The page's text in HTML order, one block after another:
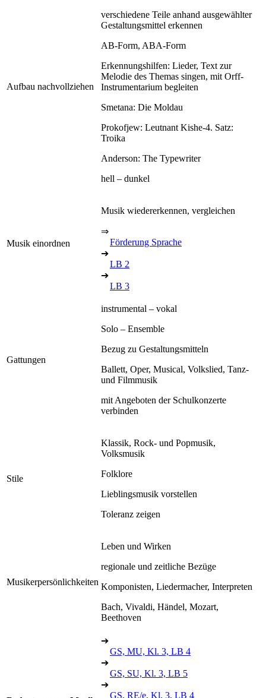
Aufbau nachvollziehen
verschiedene Teile anhand ausgewählter
Gestaltungsmittel erkennen
AB-Form, ABA-Form
Erkennungshilfen: Lieder, Text zur
Melodie des Themas singen, mit Orff-
Instrumentarium begleiten
Smetana: Die Moldau
Prokofjew: Leutnant Kishe-4. Satz:
Troika
Anderson: The Typewriter
hell – dunkel
Musik einordnen
Musik wiedererkennen, vergleichen
⇒
Förderung Sprache
➔
LB 2
➔
LB 3
Gattungen
instrumental – vokal
Solo – Ensemble
Bezug zu Gestaltungsmitteln
Ballett, Oper, Musical, Volkslied, Tanz-
und Filmmusik
mit Angeboten der Schulkonzerte
verbinden
Stile
Klassik, Rock- und Popmusik,
Volksmusik
Folklore
Lieblingsmusik vorstellen
Toleranz zeigen
Musikerpersönlichkeiten
Leben und Wirken
regionale und zeitliche Bezüge
Komponisten, Liedermacher, Interpreten
Bach, Vivaldi, Händel, Mozart,
Beethoven
➔
GS, MU, Kl. 3, LB 4
➔
GS, SU, Kl. 3, LB 5
➔
GS, RE/e, Kl. 3, LB 4